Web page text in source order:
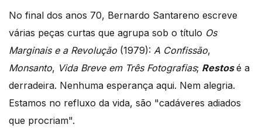
No final dos anos 70, Bernardo Santareno escreve
várias peças curtas que agrupa sob o título Os
Marginais e a Revolução (1979): A Confissão,
Monsanto, Vida Breve em Três Fotografias; Restosé a
derradeira. Nenhuma esperança aqui. Nem alegria.
Estamos no refluxo da vida, são "cadáveres adiados
que procriam".